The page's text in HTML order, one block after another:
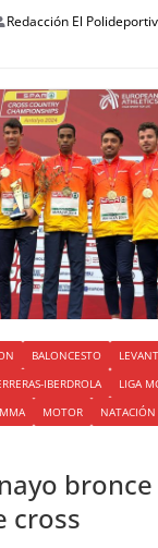
Redacción El
BALONCESTO
IBERDROLA
LIGA
MMA MOTOR NATACIÓN
bronce
cross